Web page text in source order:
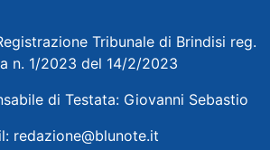
Tribunale di Brindisi reg.
n. 1/2023 del 14/2/2023
di Testata: Giovanni Sebastio
redazione@blunote.it